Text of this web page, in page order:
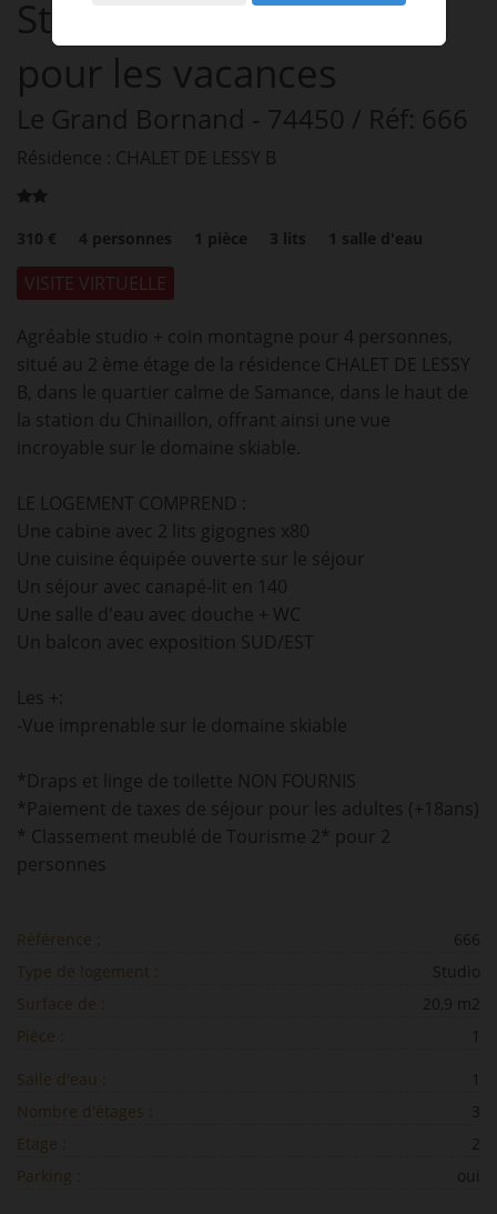
Studio 1 pièceà louer
pour les vacances
Le Grand Bornand - 74450 / Réf: 666
Résidence : CHALET DE LESSY B
310 € 4 personnes 1 pièce 3 lits 1 salle d'eau
VISITE VIRTUELLE
Agréable studio + coin montagne pour 4 personnes,
situé au 2 ème étage de la résidence CHALET DE LESSY
B, dans le quartier calme de Samance, dans le haut de
la station du Chinaillon, offrant ainsi une vue
incroyable sur le domaine skiable.
LE LOGEMENT COMPREND :
Une cabine avec 2 lits gigognes x80
Une cuisine équipée ouverte sur le séjour
Un séjour avec canapé-lit en 140
Une salle d'eau avec douche + WC
Un balcon avec exposition SUD/EST
Les +:
-Vue imprenable sur le domaine skiable
*Draps et linge de toilette NON FOURNIS
*Paiement de taxes de séjour pour les adultes (+18ans)
* Classement meublé de Tourisme 2* pour 2
personnes
Référence :
666
Type de logement :
Studio
Surface de :
20,9 m2
Pièce :
Salle d'eau :
Nombre d'étages :
3
Etage :
2
Parking :
oui